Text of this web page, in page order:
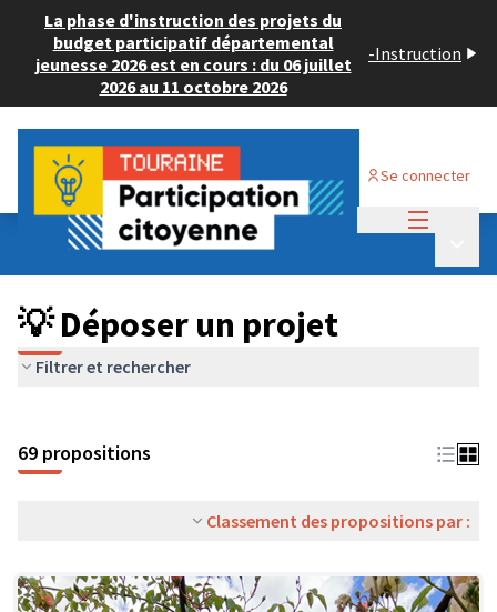
La phase d'instruction des projets du
budget participatif départemental
jeunesse 2026 est en cours : du 06 juillet
2026 au 11 octobre 2026
-Instruction
Se connecter
Budget Participatif ADULTE 2024
💡 Déposer un projet
💡 Déposer un projet
Filtrer et rechercher
69 propositions
Classement des propositions par :